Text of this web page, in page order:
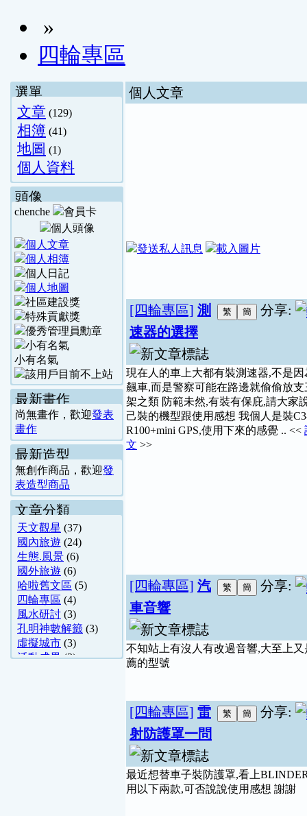
»
四輪專區
選單
文章 (129)
相簿 (41)
地圖 (1)
個人資料
頭像
chenche
小有名氣
最新畫作
尚無畫作，歡迎發表
畫作
最新造型
無創作商品，歡迎發
表造型商品
文章分類
天文觀星 (37)
國內旅遊 (24)
生態.風景 (6)
國外旅遊 (6)
哈啦舊文區 (5)
四輪專區 (4)
風水研討 (3)
孔明神數解籤 (3)
虛擬城市 (3)
活動成果(3)
個人文章
分享:
[四輪專區] 測
速器的選擇
現在人的車上大都有裝測速器,不是因
飆車,而是警察可能在路邊就偷偷放支
架之類 防範未然,有裝有保庇,請大家
己裝的機型跟使用感想 我個人是裝
R100+mini GPS,使用下來的感覺 .. <<
文 >>
分享:
[四輪專區] 汽
車音響
不知站上有沒人有改過音響,大至上
薦的型號
分享:
[四輪專區] 雷
射防護罩一問
最近想替車子裝防護罩,看上
用以下兩款,可否說說使用感想 謝謝